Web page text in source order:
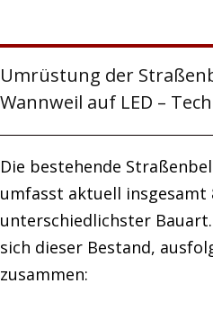
Umrüstung der
Wannweil auf LED –
Die bestehende
umfasst aktuell insgesamt
unterschiedlichster
sich dieser Bestand,
zusammen: